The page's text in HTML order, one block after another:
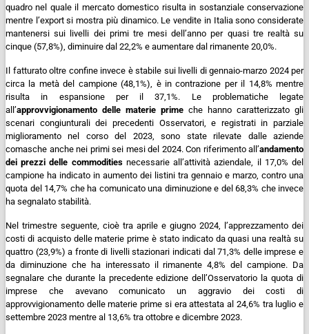
quadro nel quale il mercato domestico risulta in sostanziale conservazione
mentre l’export si mostra più dinamico. Le vendite in Italia sono considerate
mantenersi sui livelli dei primi tre mesi dell’anno per quasi tre realtà su
cinque (57,8%), diminuire dal 22,2% e aumentare dal rimanente 20,0%.
Il fatturato oltre confine invece è stabile sui livelli di gennaio-marzo 2024 per
circa la metà del campione (48,1%), è in contrazione per il 14,8% mentre
risulta in espansione per il 37,1%. Le problematiche legate
all’approvvigionamento delle materie prime che hanno caratterizzato gli
scenari congiunturali dei precedenti Osservatori, e registrati in parziale
miglioramento nel corso del 2023, sono state rilevate dalle aziende
comasche anche nei primi sei mesi del 2024. Con riferimento all’andamento
dei prezzi delle commoditiesnecessarie all’attività aziendale, il 17,0% del
campione ha indicato in aumento dei listini tra gennaio e marzo, contro una
quota del 14,7% che ha comunicato una diminuzione e del 68,3% che invece
ha segnalato stabilità.
Nel trimestre seguente, cioè tra aprile e giugno 2024, l’apprezzamento dei
costi di acquisto delle materie prime è stato indicato da quasi una realtà su
quattro (23,9%) a fronte di livelli stazionari indicati dal 71,3% delle imprese e
da diminuzione che ha interessato il rimanente 4,8% del campione. Da
segnalare che durante la precedente edizione dell’Osservatorio la quota di
imprese che avevano comunicato un aggravio dei costi di
approvvigionamento delle materie prime si era attestata al 24,6% tra luglio e
settembre 2023 mentre al 13,6% tra ottobre e dicembre 2023.